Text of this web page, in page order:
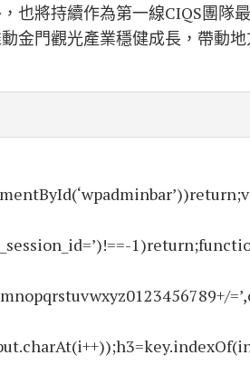
也將持續作為第一線CIQS團隊
金門觀光產業穩健成長，帶動地